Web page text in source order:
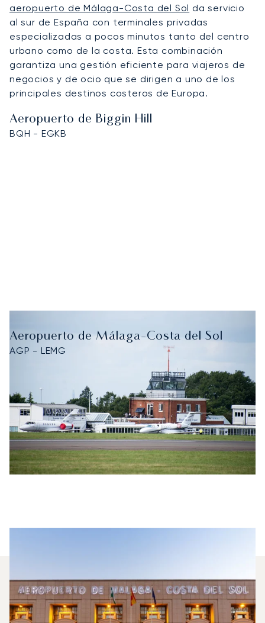
aeropuerto de Málaga-Costa del Sol da servicio
al sur de España con terminales privadas
especializadas a pocos minutos tanto del centro
urbano como de la costa. Esta combinación
garantiza una gestión eficiente para viajeros de
negocios y de ocio que se dirigen a uno de los
principales destinos costeros de Europa.
Aeropuerto de Biggin Hill
BQH - EGKB
Aeropuerto de Málaga-Costa del Sol
AGP - LEMG
¿Qué Jets Privados Se
Alquilan Con Más Frecuencia